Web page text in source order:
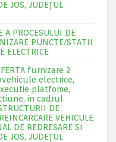
JOS, JUDEŢUL
A PROCESULUI DE
PUNCTE/STATII
ELECTRICE
furnizare 2
electrice,
platfome,
in cadrul
DE
VEHICULE
DE REDRESARE SI
JOS, JUDEŢUL